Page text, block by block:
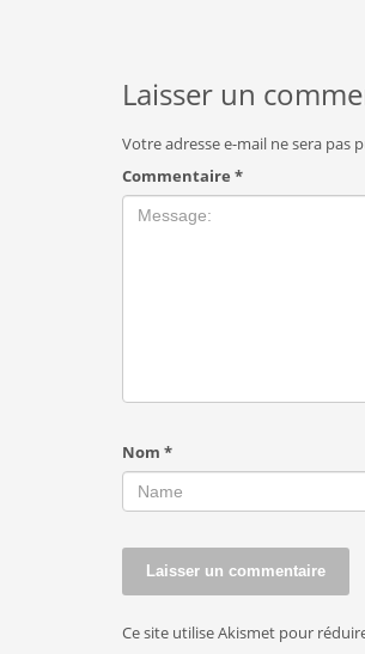
Laisser un
Votre adresse e-mail ne sera pas
Commentaire *
Nom *
Ce site utilise Akismet pour